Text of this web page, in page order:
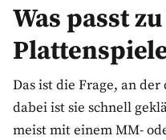
Was passt
Das ist die Frage, an
dabei ist sie schnell
meist mit einem MM-